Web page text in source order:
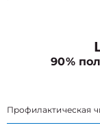
90%
Профилактическая